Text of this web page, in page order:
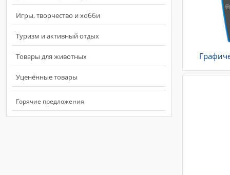
Игры, творчество и хобби
Туризм и активный отдых
Товары для животных
Уценённые товары
Горячие предложения